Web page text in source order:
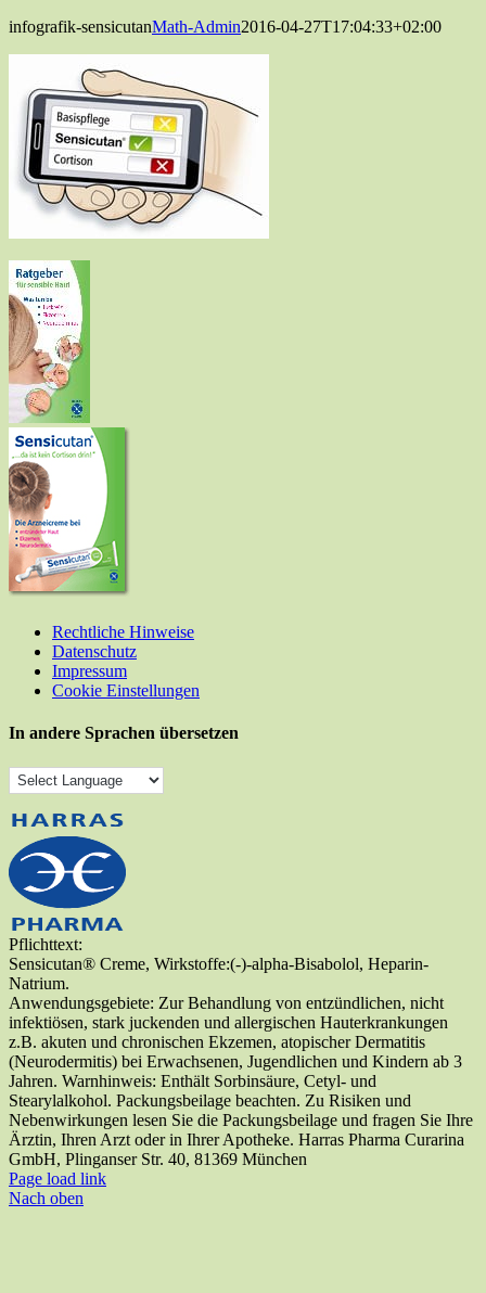
infografik-sensicutanMath-Admin2016-04-27T17:04:33+02:00
Rechtliche Hinweise
Datenschutz
Impressum
Cookie Einstellungen
In andere Sprachen übersetzen
Pflichttext:
Sensicutan® Creme, Wirkstoffe:(-)-alpha-Bisabolol, Heparin-
Natrium.
Anwendungsgebiete: Zur Behandlung von entzündlichen, nicht
infektiösen, stark juckenden und allergischen Hauterkrankungen
z.B. akuten und chronischen Ekzemen, atopischer Dermatitis
(Neurodermitis) bei Erwachsenen, Jugendlichen und Kindern ab 3
Jahren. Warnhinweis: Enthält Sorbinsäure, Cetyl- und
Stearylalkohol. Packungsbeilage beachten. Zu Risiken und
Nebenwirkungen lesen Sie die Packungsbeilage und fragen Sie Ihre
Ärztin, Ihren Arzt oder in Ihrer Apotheke. Harras Pharma Curarina
GmbH, Plinganser Str. 40, 81369 München
Page load link
Nach oben